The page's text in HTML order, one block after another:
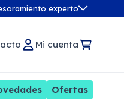
experto
Mi cuenta
Ofertas